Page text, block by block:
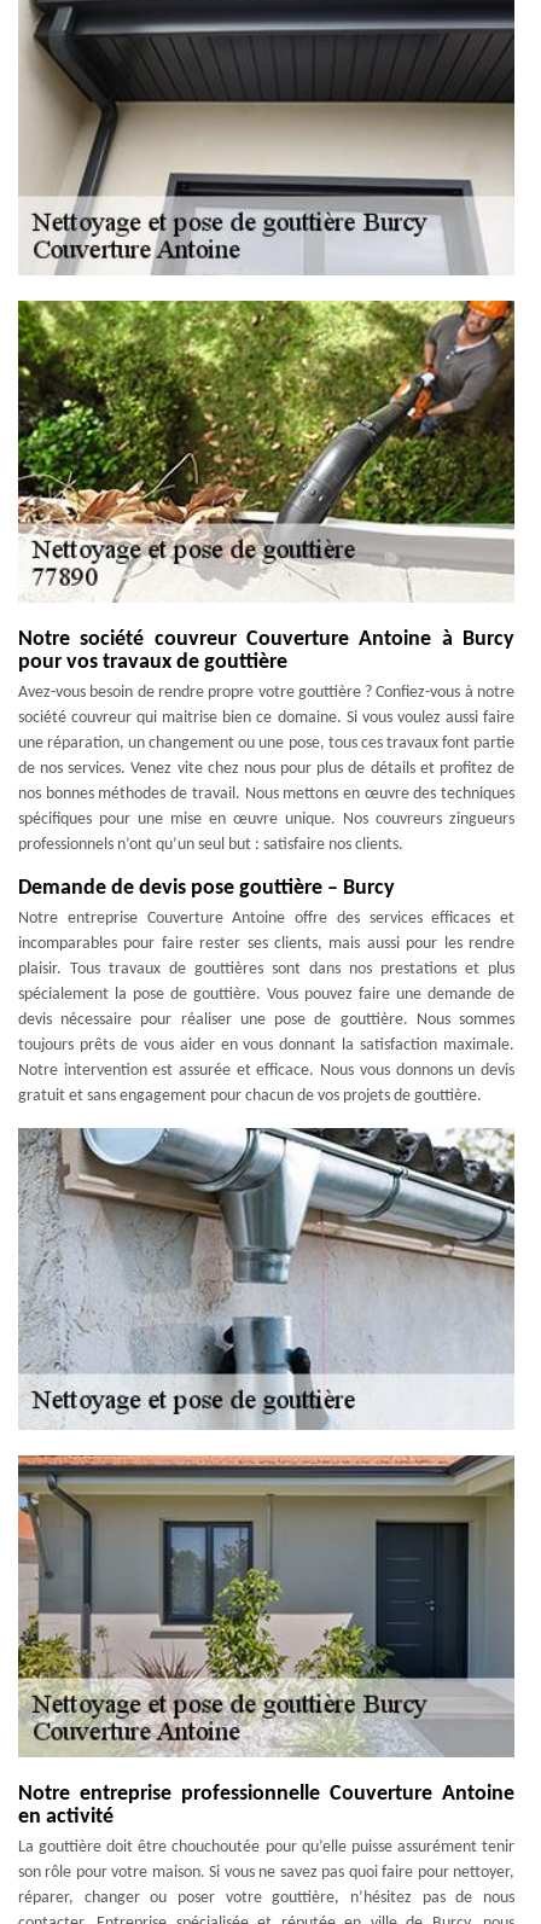
Notre société couvreur Couverture Antoine à Burcy
pour vos travaux de gouttière
Avez-vous besoin de rendre propre votre gouttière ? Confiez-vous à notre
société couvreur qui maitrise bien ce domaine. Si vous voulez aussi faire
une réparation, un changement ou une pose, tous ces travaux font partie
de nos services. Venez vite chez nous pour plus de détails et profitez de
nos bonnes méthodes de travail. Nous mettons en œuvre des techniques
spécifiques pour une mise en œuvre unique. Nos couvreurs zingueurs
professionnels n’ont qu’un seul but : satisfaire nos clients.
Demande de devis pose gouttière – Burcy
Notre entreprise Couverture Antoine offre des services efficaces et
incomparables pour faire rester ses clients, mais aussi pour les rendre
plaisir. Tous travaux de gouttières sont dans nos prestations et plus
spécialement la pose de gouttière. Vous pouvez faire une demande de
devis nécessaire pour réaliser une pose de gouttière. Nous sommes
toujours prêts de vous aider en vous donnant la satisfaction maximale.
Notre intervention est assurée et efficace. Nous vous donnons un devis
gratuit et sans engagement pour chacun de vos projets de gouttière.
Notre entreprise professionnelle Couverture Antoine
en activité
La gouttière doit être chouchoutée pour qu’elle puisse assurément tenir
son rôle pour votre maison. Si vous ne savez pas quoi faire pour nettoyer,
réparer, changer ou poser votre gouttière, n’hésitez pas de nous